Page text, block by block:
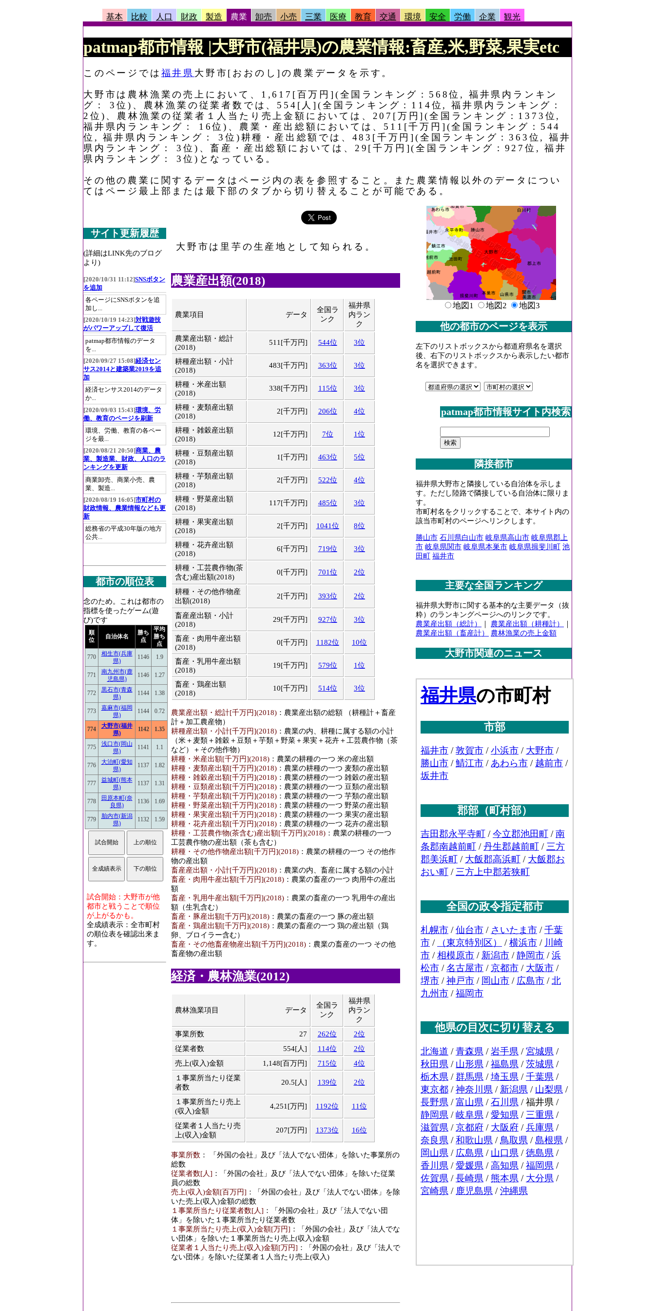
基本 比較 人口 財政 製造 農業 卸売 小売 三業 医療 教育 交通 環境 安全 労働 企業 観光
patmap都市情報 |大野市(福井県)の農業情報:畜産,米,野菜,果実etc
このページでは 福井県 大野市[おおのし]の農業データを示す。
大野市は農林漁業の売上において、1,617[百万円](全国ランキング：568位, 福井県内ランキン
グ： 3位)、農林漁業の従業者数では、554[人](全国ランキング：114位, 福井県内ランキング：
2位)、農林漁業の従業者１人当たり売上金額においては、207[万円](全国ランキング：1373位,
福井県内ランキング： 16位)、農業・産出総額においては、511[千万円](全国ランキング：544
位, 福井県内ランキング： 3位)耕種・産出総額では、483[千万円](全国ランキング：363位, 福井
県内ランキング： 3位)、畜産・産出総額においては、29[千万円](全国ランキング：927位, 福井
県内ランキング： 3位)となっている。
その他の農業に関するデータはページ内の表を参照すること。また農業情報以外のデータについ
てはページ最上部または最下部のタブから切り替えることが可能である。
大野市は里芋の生産地として知られる。
農業産出額(2018)
農業項目 データ
全国ラ
ンク
福井県
内ラン
ク
農業産出額・総計
(2018)
511[千万円] 544位 3位
耕種産出額・小計
(2018)
483[千万円] 363位 3位
耕種・米産出額
(2018)
338[千万円] 115位 3位
耕種・麦類産出額
(2018)
2[千万円] 206位 4位
耕種・雑穀産出額
(2018)
12[千万円] 7位 1位
耕種・豆類産出額
(2018)
1[千万円] 463位 5位
耕種・芋類産出額
(2018)
2[千万円] 522位 4位
耕種・野菜産出額
(2018)
117[千万円] 485位 3位
耕種・果実産出額
(2018)
2[千万円] 1041位 8位
耕種・花卉産出額
(2018)
6[千万円] 719位 3位
耕種・工芸農作物(茶
含む)産出額(2018)
0[千万円] 701位 2位
耕種・その他作物産
出額(2018)
2[千万円] 393位 2位
畜産産出額・小計
(2018)
29[千万円] 927位 3位
畜産・肉用牛産出額
(2018)
0[千万円] 1182位 10位
畜産・乳用牛産出額
(2018)
19[千万円] 579位 1位
畜産・鶏産出額
(2018)
10[千万円] 514位 3位
農業産出額・総計[千万円](2018) ：農業産出額の総額 （耕種計＋畜産
計＋加工農産物）
耕種産出額・小計[千万円](2018) ：農業の内、耕種に属する額の小計
（米＋麦類＋雑穀＋豆類＋芋類＋野菜＋果実＋花卉＋工芸農作物（茶
など）＋その他作物）
耕種・米産出額[千万円](2018) ：農業の耕種の一つ 米の産出額
耕種・麦類産出額[千万円](2018) ：農業の耕種の一つ 麦類の産出額
耕種・雑穀産出額[千万円](2018) ：農業の耕種の一つ 雑穀の産出額
耕種・豆類産出額[千万円](2018) ：農業の耕種の一つ 豆類の産出額
耕種・芋類産出額[千万円](2018) ：農業の耕種の一つ 芋類の産出額
耕種・野菜産出額[千万円](2018) ：農業の耕種の一つ 野菜の産出額
耕種・果実産出額[千万円](2018) ：農業の耕種の一つ 果実の産出額
耕種・花卉産出額[千万円](2018) ：農業の耕種の一つ 花卉の産出額
耕種・工芸農作物(茶含む)産出額[千万円](2018) ：農業の耕種の一つ
工芸農作物の産出額（茶も含む）
耕種・その他作物産出額[千万円](2018) ：農業の耕種の一つ その他作
物の産出額
畜産産出額・小計[千万円](2018) ：農業の内、畜産に属する額の小計
畜産・肉用牛産出額[千万円](2018) ：農業の畜産の一つ 肉用牛の産出
額
畜産・乳用牛産出額[千万円](2018) ：農業の畜産の一つ 乳用牛の産出
額（生乳含む）
畜産・豚産出額[千万円](2018) ：農業の畜産の一つ 豚の産出額
畜産・鶏産出額[千万円](2018) ：農業の畜産の一つ 鶏の産出額（鶏
卵、ブロイラー含む）
畜産・その他畜産物産出額[千万円](2018) ：農業の畜産の一つ その他
畜産物の産出額
経済・農林漁業(2012)
農林漁業項目 データ
全国ラ
ンク
福井県
内ラン
ク
事業所数
27 262位
2位
従業者数
554[人] 114位
2位
売上(収入)金額
1,148[百万円] 715位
4位
１事業所当たり従業
者数
20.5[人] 139位 2位
１事業所当たり売上
(収入)金額
4,251[万円] 1192位 11位
従業者１人当たり売
上(収入)金額
207[万円] 1373位 16位
事業所数 ： 「外国の会社」及び「法人でない団体」を除いた事業所の
総数
従業者数[人] ：「外国の会社」及び「法人でない団体」を除いた従業
員の総数
売上(収入)金額[百万円] ：「外国の会社」及び「法人でない団体」を除
いた売上(収入)金額の総数
１事業所当たり従業者数[人] ：「外国の会社」及び「法人でない団
体」を除いた１事業所当たり従業者数
１事業所当たり売上(収入)金額[万円] ：「外国の会社」及び「法人でな
い団体」を除いた１事業所当たり売上(収入)金額
従業者１人当たり売上(収入)金額[万円] ：「外国の会社」及び「法人で
ない団体」を除いた従業者１人当たり売上(収入)
サイト更新履歴
(詳細はLINK先のブログ
より)
[2020/10/31 11:12]SNSボタン
を追加
各ページにSNSボタンを追
加し...
[2020/10/19 14:23]対戦遊技
がパワーアップして復活
patmap都市情報のデータ
を...
[2020/09/27 15:08]経済セン
サス2014と建築業2019を追
加
経済センサス2014のデータ
か...
[2020/09/03 15:43]環境、労
働、教育のページを刷新
環境、労働、教育の各ペー
ジを最...
[2020/08/21 20:50]商業、農
業、製造業、財政、人口のラ
ンキングを更新
商業卸売、商業小売、農
業、製造...
[2020/08/19 16:05]市町村の
財政情報、農業情報なども更
新
総務省の平成30年版の地方
公共...
都市の順位表
念のため。これは都市の
指標を使ったゲーム(遊
び)です
順
位
自治体名
勝ち
点
平均
勝ち
点
770
相生市(兵庫
県)
1146 1.9
771
南九州市(鹿
児島県)
1146 1.27
772
黒石市(青森
県)
1144 1.38
773
嘉麻市(福岡
県)
1144 0.72
774
大野市(福井
県)
1142 1.35
775
浅口市(岡山
県)
1141 1.1
776
大治町(愛知
県)
1137 1.82
777
益城町(熊本
県)
1137 1.31
778
田原本町(奈
良県)
1136 1.69
779
胎内市(新潟
県)
1132 1.59
試合開始：大野市が他
都市と戦うことで順位
が上がるかも。
全成績表示：全市町村
の順位表を確認出来ま
す。
地図1 地図2 地図3
他の都市のページを表示
左下のリストボックスから都道府県名を選択
後、右下のリストボックスから表示したい都市
名を選択できます。
patmap都市情報サイト内検索
隣接都市
福井県大野市と隣接している自治体を示しま
す。ただし陸路で隣接している自治体に限りま
す。
市町村名をクリックすることで、本サイト内の
該当市町村のページへリンクします。
勝山市 石川県白山市 岐阜県高山市 岐阜県郡上
市 岐阜県関市 岐阜県本巣市 岐阜県揖斐川町 池
田町 福井市
主要な全国ランキング
福井県大野市に関する基本的な主要データ（抜
粋）のランキングページへのリンクです。
農業産出額（総計）
農業産出額（耕種計）
農業産出額（畜産計）
農林漁業の売上金額
大野市関連のニュース